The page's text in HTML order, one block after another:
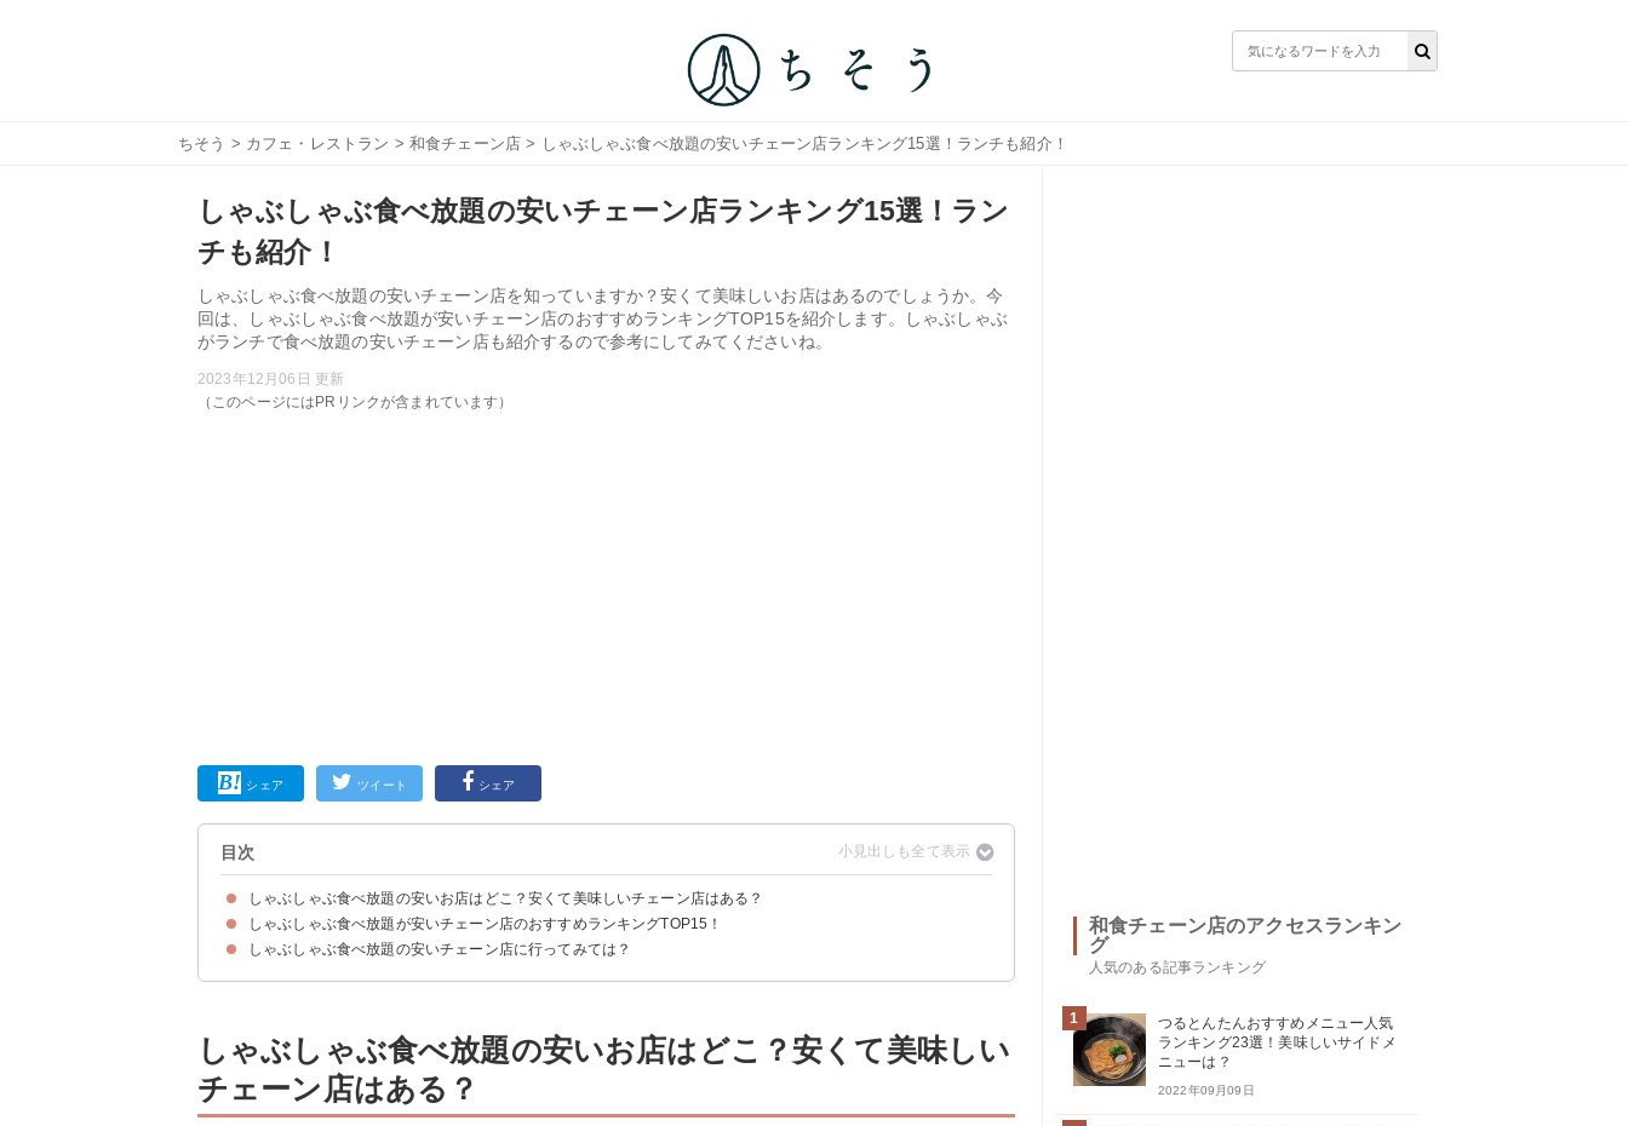
ちそう > カフェ・レストラン > 和食チェーン店 > しゃぶしゃぶ食べ放題の安いチェーン店ランキング15選！ランチも紹介！
しゃぶしゃぶ食べ放題の安いチェーン店ランキング15選！ラン
チも紹介！
しゃぶしゃぶ食べ放題の安いチェーン店を知っていますか？安くて美味しいお店はあるのでしょうか。今
回は、しゃぶしゃぶ食べ放題が安いチェーン店のおすすめランキングTOP15を紹介します。しゃぶしゃぶ
がランチで食べ放題の安いチェーン店も紹介するので参考にしてみてくださいね。
2023年12月06日 更新
（このページにはPRリンクが含まれています）
シェア ツイート シェア
目次
しゃぶしゃぶ食べ放題の安いお店はどこ？安くて美味しいチェーン店はある？
しゃぶしゃぶ食べ放題が安いチェーン店のおすすめランキングTOP15！
15位：日本料理しゃぶ禅（7,865円）
14位：かごの屋（3,740円）
13位：鍋ぞう（3,300円）
12位：きんのぶた（3,278円）
11位：しゃぶしゃぶ温野菜（3,058円）
10位：寿司・しゃぶしゃぶゆず庵（2,948円）
9位：しゃぶしゃぶ但馬屋（2,838円）
8位：どん亭（2,409円）
7位：和食さと（2,189円）
6位：牛庵（2,178円）
5位：しゃぶしゃぶ美山（2,178円）
4位：しゃぶ菜（2,088円）
3位：夢庵（2,068円）
2位：バーミヤン（1,869円）
1位：しゃぶ葉（1,869円）
しゃぶしゃぶ食べ放題の安いチェーン店に行ってみては？
しゃぶしゃぶ食べ放題の安いお店はどこ？安くて美味しい
チェーン店はある？
和食チェーン店のアクセスランキン
グ
人気のある記事ランキング
1
つるとんたんおすすめメニュー人気
ランキング23選！美味しいサイドメ
ニューは？
2022年09月09日